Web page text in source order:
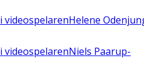
i videospelarenHelene
i videospelarenNiels Paarup-